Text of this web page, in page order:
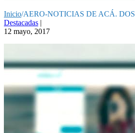
Inicio/AERO-NOTICIAS DE ACÁ. DOS
Destacadas |
12 mayo, 2017